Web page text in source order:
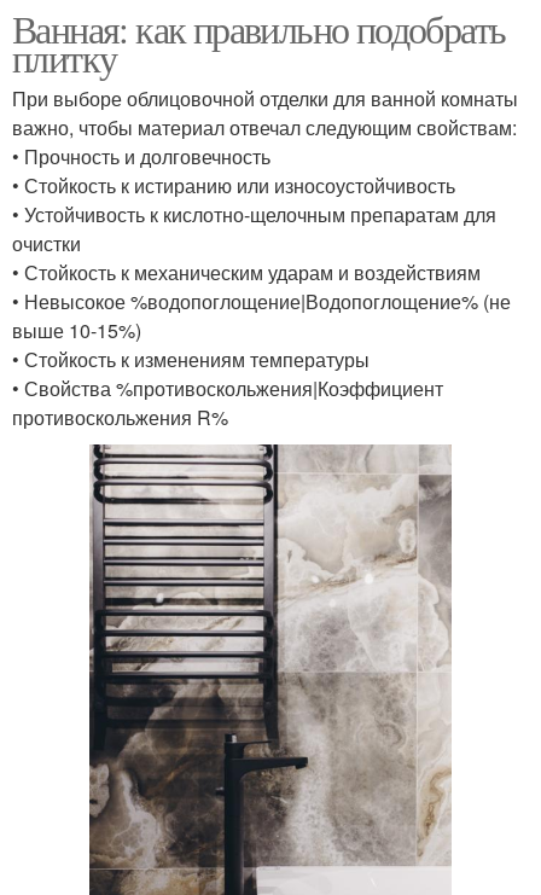
Ванная: как правильно подобрать
плитку
При выборе облицовочной отделки для ванной комнаты
важно, чтобы материал отвечал следующим свойствам:
• Прочность и долговечность
• Стойкость к истиранию или износоустойчивость
• Устойчивость к кислотно-щелочным препаратам для
очистки
• Стойкость к механическим ударам и воздействиям
• Невысокое %водопоглощение|Водопоглощение% (не
выше 10-15%)
• Стойкость к изменениям температуры
• Свойства %противоскольжения|Коэффициент
противоскольжения R%